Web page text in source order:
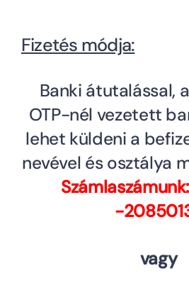
Fizetés módja:
Banki átutalással,
OTP-nél vezetett
lehet küldeni a
nevével és osztálya
Számlaszámunk:
-
vagy